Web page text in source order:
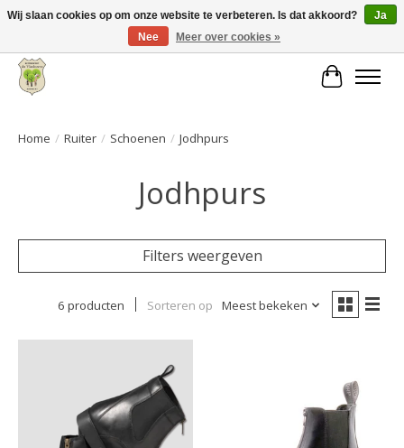
Grote keuze aan producten en snelle verzending!
Home / Ruiter / Schoenen / Jodhpurs
Jodhpurs
Filters weergeven
6 producten Sorteren op Meest bekeken
Wij slaan cookies op om onze website te verbeteren. Is dat akkoord?
Ja
Nee
Meer over cookies »